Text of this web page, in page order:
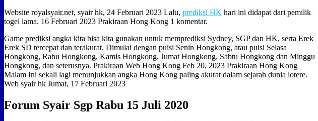
Website royalsyair.net, syair hk, 24 Februari 2023 Lalu, prediksi HK hari ini didapat dari pemilik
togel lama. 16 Februari 2023 Prakiraan Hong Kong 1 komentar.
Game prediksi angka kita bisa kita gunakan untuk memprediksi Sydney, SGP dan HK, serta Erek
Erek SD tercepat dan terakurat. Dimulai dengan puisi Senin Hongkong, atau puisi Selasa
Hongkong, Rabu Hongkong, Kamis Hongkong, Jumat Hongkong, Sabtu Hongkong dan Minggu
Hongkong, dan seterusnya. Prakiraan Web Hong Kong Feb 20, 2023 Prakiraan Hong Kong
Malam Ini sekali lagi menunjukkan angka Hong Kong paling akurat dalam sejarah dunia lotere.
Web syair hk Jumat, 17 Februari 2023
Forum Syair Sgp Rabu 15 Juli 2020